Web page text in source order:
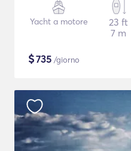
Yacht a motore
23 ft
7 m
$735 /giorno